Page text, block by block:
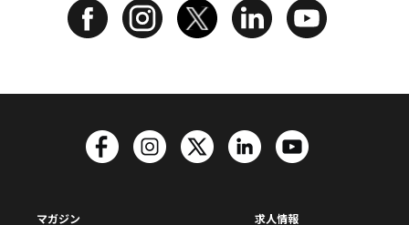
マガジン 求人情報